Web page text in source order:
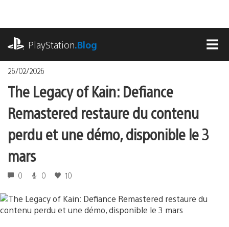
contenu
PlayStation.Blog
26/02/2026
The Legacy of Kain: Defiance
Remastered restaure du contenu
perdu et une démo, disponible le 3
mars
0 0 10